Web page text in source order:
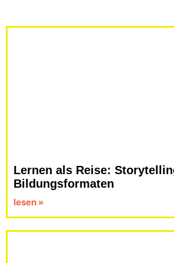
Lernen als Reise:
Bildungsformaten
lesen »